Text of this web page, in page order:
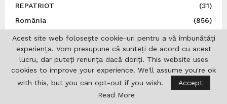
REPATRIOT
(31)
România
(856)
S.U.A.
(37)
San Marino
(1)
Sănătate
(6)
Sărbătoare românească
Acest site web folosește cookie-uri pentru a vă îmbunătăți
experiența. Vom presupune că sunteți de acord cu acest
lucru, dar puteți renunța dacă doriți. This website uses
cookies to improve your experience. We'll assume you're ok
with this, but you can opt-out if you wish.
Accept
Read More